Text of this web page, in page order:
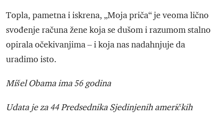
Topla, pametna i iskrena, „Moja priča“ je veoma lično
svođenje računa žene koja se dušom i razumom stalno
opirala očekivanjima – i koja nas nadahnjuje da
uradimo isto.
Mišel Obama ima 56 godina
Udata je za 44 Predsednika Sjedinjenih američkih